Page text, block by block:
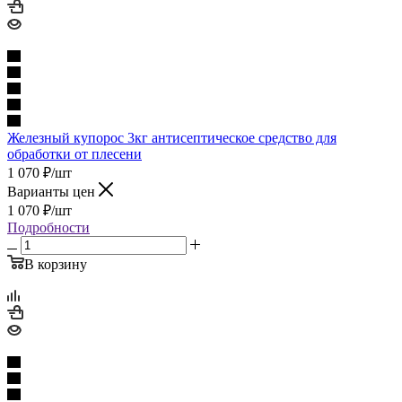
Железный купорос 3кг антисептическое средство для
обработки от плесени
1 070 ₽/шт
Варианты цен
1 070 ₽/шт
Подробности
В корзину